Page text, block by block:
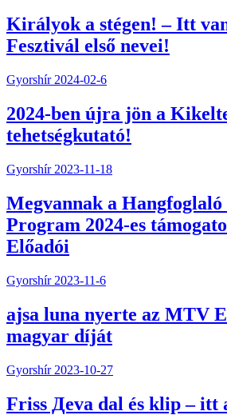
Királyok a stégen! – Itt
Fesztivál első nevei!
Gyorshír 2024-02-6
2024-ben újra jön a
tehetségkutató!
Gyorshír 2023-11-18
Megvannak a Hangfoglaló
Program 2024-es
Előadói
Gyorshír 2023-11-6
ajsa luna nyerte az MTV
magyar díját
Gyorshír 2023-10-27
Friss Дeva dal és klip – itt